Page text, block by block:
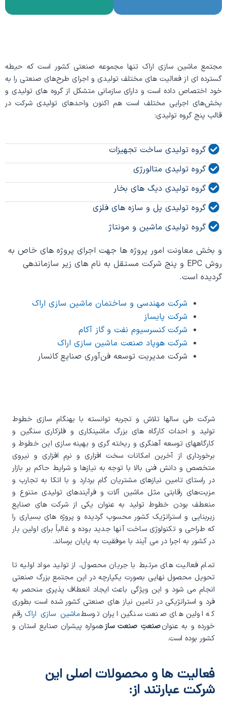
مجتمع ماشین سازی اراک تنها مجموعه صنعتی کشور است که حیطه
گسترده ای از فعالیت های مختلف تولیدی و اجرای طرح‌های صنعتی را به
خود اختصاص داده است و دارای سازمانی متشکل از گروه های تولیدی و
بخش‌های اجرایی مختلف است هم اکنون واحدهای تولیدی شرکت در
قالب پنج گروه تولیدی:
گروه تولیدی ساخت تجهیزات
گروه تولیدی متالورژی
گروه تولیدی دیگ های بخار
گروه تولیدی پل و سازه های فلزی
گروه تولیدی ماشین و مونتاژ
و بخش معاونت امور پروژه ها جهت اجرای پروژه های خاص به
روش EPC و پنج شرکت مستقل به نام های زیر سازماندهی
گردیده است.
شرکت مهندسی و ساختمان ماشین سازی اراک
شرکت پایساز
شرکت کنسرسیوم نفت و گاز آکام
شرکت هوپاد صنعت ماشین سازی اراک
شرکت مدیریت توسعه فن‌آوری صنایع کانسار
شرکت طی سالها تلاش و تجربه توانسته با بهنگام سازی خطوط
تولید و احداث کارگاه های بزرگ ماشینکاری و فلزکاری سنگین و
کارگاههای توسعه آهنگری و ریخته گری و بهینه سازی این خطوط و
برخورداری از آخرین امکانات سخت افزاری و نرم افزاری و نیروی
متخصص و دانش فنی بالا با توجه به نیازها و شرایط حاکم بر بازار
در راستای تامین نیازهای مشتریان گام بردارد و با اتکا به تجارب و
مزیت‌های رقابتی مثل ماشین آلات و فرآیندهای تولیدی متنوع و
منعطف بودن خطوط تولید به عنوان یکی از شرکت های صنایع
زیربنایی و استراتژیک کشور محسوب گردیده و پروژه های بسیاری را
که طراحی و تکنولوژی ساخت آنها جدید بوده و غالباً برای اولین بار
در کشور به اجرا در می آیند با موفقیت به پایان برساند.
تمام فعالیت های مرتبط با جریان محصول، از تولید مواد اولیه تا
تحویل محصول نهایی بصورت یکپارچه در این مجتمع بزرگ صنعتی
انجام می شود و این ویژگی باعث ایجاد انعطاف پذیری منحصر به
فرد و استراتژیکی در تامین نیاز های صنعتی کشور شده است بطوری
که اولین های صنعت سنگین ایران توسطماشین سازی اراک رقم
خورده و به عنوانصنعتِ صنعت سازهمواره پیشران صنایع استان و
کشور بوده است.
فعالیت ها و محصولات اصلی این
شرکت عبارتند از: